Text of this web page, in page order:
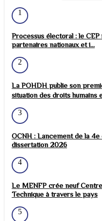
1
Processus électoral : le
partenaires nationaux et i...
2
La POHDH publie son
situation des droits humains
3
OCNH : Lancement de la
dissertation 2026
4
Le MENFP crée neuf
Technique à travers le pays
5